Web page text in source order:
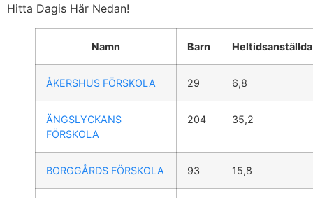
Hitta Dagis Här Nedan!
Namn Barn Heltidsanställda
ÅKERSHUS FÖRSKOLA 29 6,8
ÄNGSLYCKANS
FÖRSKOLA
204 35,2
BORGGÅRDS FÖRSKOLA 93 15,8